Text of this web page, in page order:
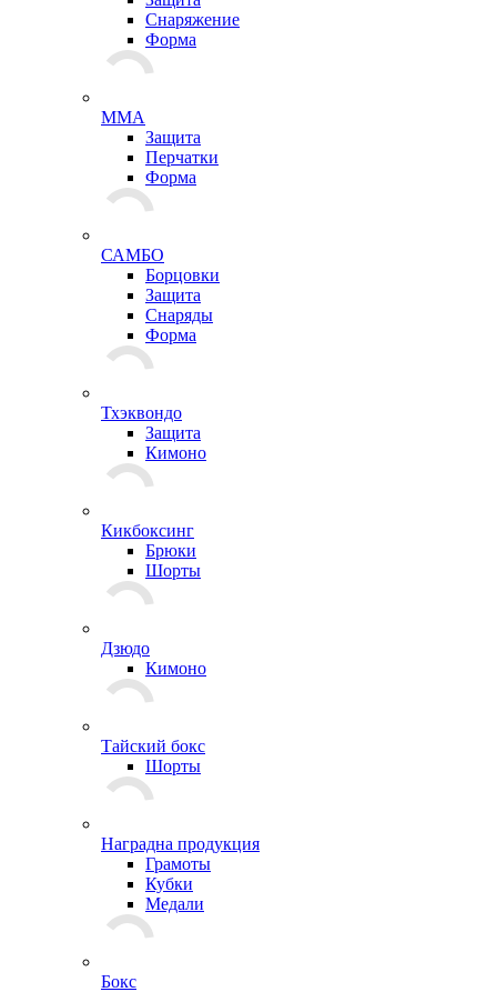
Снаряжение
Форма
ММА
Защита
Перчатки
Форма
САМБО
Борцовки
Защита
Снаряды
Форма
Тхэквондо
Защита
Кимоно
Кикбоксинг
Брюки
Шорты
Дзюдо
Кимоно
Тайский бокс
Шорты
Наградна продукция
Грамоты
Кубки
Медали
Бокс